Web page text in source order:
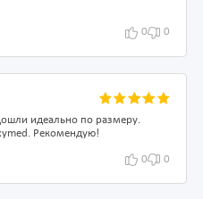
0 0
идеально по размеру.
Рекомендую!
0 0